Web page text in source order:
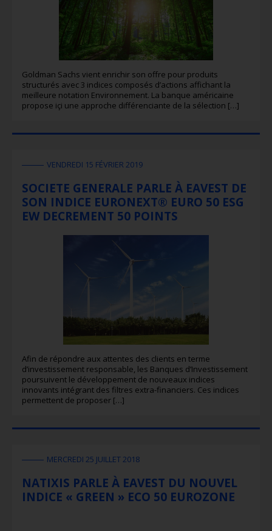
Goldman Sachs vient enrichir son offre pour produits
structurés avec 3 indices composés d’actions affichant la
meilleure notation Environnement. La banque américaine
propose içi une approche différenciante de la sélection […]
VENDREDI 15 FÉVRIER 2019
SOCIETE GENERALE PARLE À EAVEST DE
SON INDICE EURONEXT® EURO 50 ESG
EW DECREMENT 50 POINTS
Afin de répondre aux attentes des clients en terme
d’investissement responsable, les Banques d’Investissement
poursuivent le développement de nouveaux indices
innovants intégrant des filtres extra-financiers. Ces indices
permettent de proposer […]
MERCREDI 25 JUILLET 2018
NATIXIS PARLE À EAVEST DU NOUVEL
INDICE « GREEN » ECO 50 EUROZONE